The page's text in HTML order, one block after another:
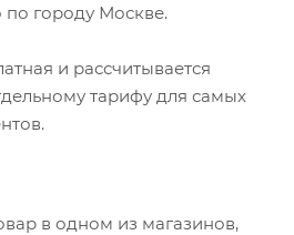
городу Москве.
и рассчитывается
тарифу для самых
в одном из магазинов,